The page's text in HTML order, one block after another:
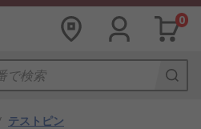
0
テストピン